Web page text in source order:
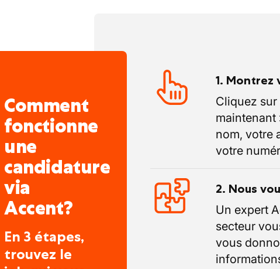
Comment
fonctionne
une
candidature
via
Accent?
En 3 étapes,
trouvez le
1.
Cliquez
maintenant
nom, votre
votre
2. Nous
Un expert
secteur
vous